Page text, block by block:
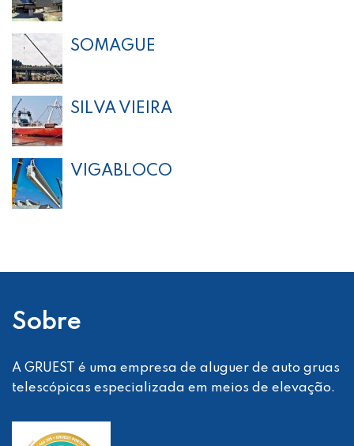
SOMAGUE
SILVA VIEIRA
VIGABLOCO
Sobre
A GRUEST é uma empresa de aluguer de auto gruas
telescópicas especializada em meios de elevação.